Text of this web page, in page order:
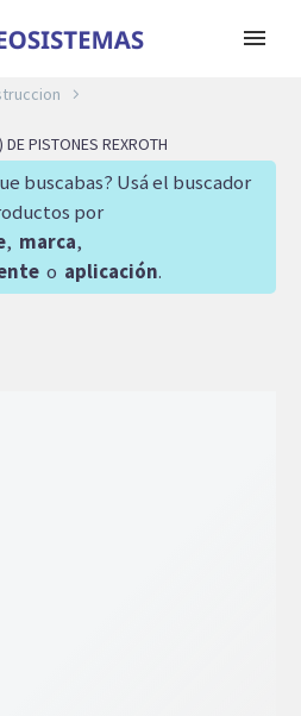
PISTONES REXROTH
buscabas? Usá el buscador
por
, marca,
o aplicación.